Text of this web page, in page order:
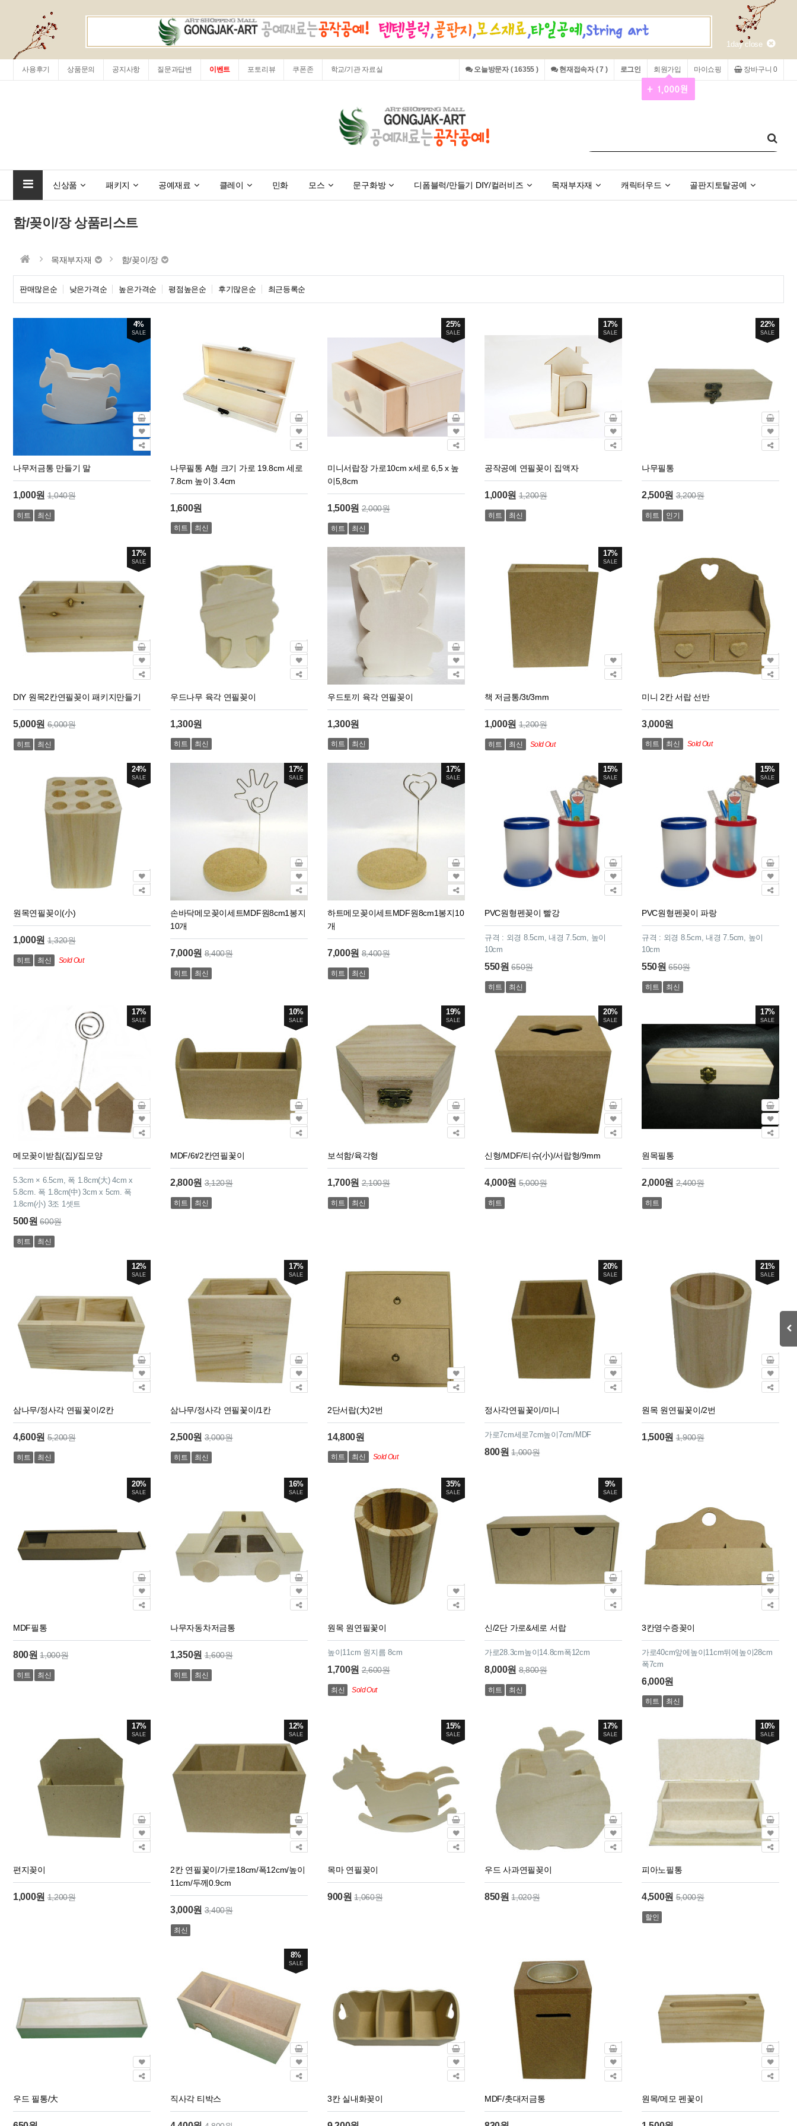
1day close
사용후기 상품문의 공지사항 질문과답변 이벤트 포토리뷰 쿠폰존 학교/기관 자료실 장바구니 0
마이쇼핑
회원가입
로그인
현재접속자 ( 7 )
오늘방문자 ( 16355 )
신상품 패키지 공예재료 클레이 민화 모스 문구화방 디폼블럭/만들기 DIY/컬러비즈 목재부자재 캐릭터우드 골판지토탈공예
함/꽂이/장 상품리스트
목재부자재 함/꽂이/장
판매많은순 낮은가격순 높은가격순 평점높은순 후기많은순 최근등록순
4%
SALE
나무저금통 만들기 말
1,000원1,040원
히트 최신
나무필통 A형 크기 가로 19.8cm 세로
7.8cm 높이 3.4cm
1,600원
히트 최신
25%
SALE
미니서랍장 가로10cm x세로 6,5 x 높
이5,8cm
1,500원2,000원
히트 최신
17%
SALE
공작공예 연필꽂이 집액자
1,000원1,200원
히트 최신
22%
SALE
나무필통
2,500원3,200원
히트 인기
17%
SALE
DIY 원목2칸연필꽂이 패키지만들기
5,000원6,000원
히트 최신
우드나무 육각 연필꽂이
1,300원
히트 최신
우드토끼 육각 연필꽂이
1,300원
히트 최신
17%
SALE
책 저금통/3t/3mm
1,000원1,200원
히트 최신 Sold Out
미니 2칸 서랍 선반
3,000원
히트 최신 Sold Out
24%
SALE
원목연필꽂이(小)
1,000원1,320원
히트 최신 Sold Out
17%
SALE
손바닥메모꽂이세트MDF원8cm1봉지
10개
7,000원8,400원
히트 최신
17%
SALE
하트메모꽂이세트MDF원8cm1봉지10
개
7,000원8,400원
히트 최신
15%
SALE
PVC원형펜꽂이 빨강
규격 : 외경 8.5cm, 내경 7.5cm, 높이
10cm
550원650원
히트 최신
15%
SALE
PVC원형펜꽂이 파랑
규격 : 외경 8.5cm, 내경 7.5cm, 높이
10cm
550원650원
히트 최신
17%
SALE
메모꽂이받침(집)/집모양
5.3cm × 6.5cm, 폭 1.8cm(大) 4cm x
5.8cm. 폭 1.8cm(中) 3cm x 5cm. 폭
1.8cm(小) 3조 1셋트
500원600원
히트 최신
10%
SALE
MDF/6t/2칸연필꽃이
2,800원3,120원
히트 최신
19%
SALE
보석함/육각형
1,700원2,100원
히트 최신
20%
SALE
신형/MDF/티슈(小)/서랍형/9mm
4,000원5,000원
히트
17%
SALE
원목필통
2,000원2,400원
히트
12%
SALE
삼나무/정사각 연필꽃이/2칸
4,600원5,200원
히트 최신
17%
SALE
삼나무/정사각 연필꽃이/1칸
2,500원3,000원
히트 최신
2단서랍(大)2번
14,800원
히트 최신 Sold Out
20%
SALE
정사각연필꽃이/미니
가로7cm세로7cm높이7cm/MDF
800원1,000원
21%
SALE
원목 원연필꽃이/2번
1,500원1,900원
20%
SALE
MDF필통
800원1,000원
히트 최신
16%
SALE
나무자동차저금통
1,350원1,600원
히트 최신
35%
SALE
원목 원연필꽃이
높이11cm 원지름 8cm
1,700원2,600원
최신 Sold Out
9%
SALE
신/2단 가로&세로 서랍
가로28.3cm높이14.8cm폭12cm
8,000원8,800원
히트 최신
3칸영수증꽂이
가로40cm앞에높이11cm뒤에높이28cm
폭7cm
6,000원
히트 최신
17%
SALE
편지꽂이
1,000원1,200원
12%
SALE
2칸 연필꽃이/가로18cm/폭12cm/높이
11cm/두께0.9cm
3,000원3,400원
최신
15%
SALE
목마 연필꽂이
900원1,060원
17%
SALE
우드 사과연필꽂이
850원1,020원
10%
SALE
피아노필통
4,500원5,000원
할인
우드 필통/大
8%
SALE
직사각 티박스 3칸 실내화꽂이 MDF/촛대저금통 원목/메모 펜꽃이